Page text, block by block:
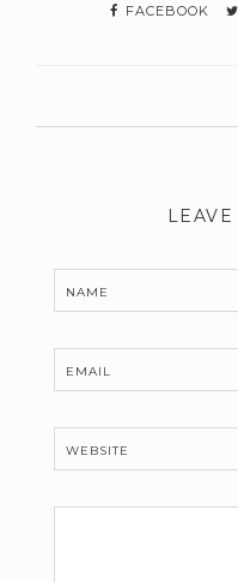
FACEBOOK
NAME
EMAIL
WEBSITE